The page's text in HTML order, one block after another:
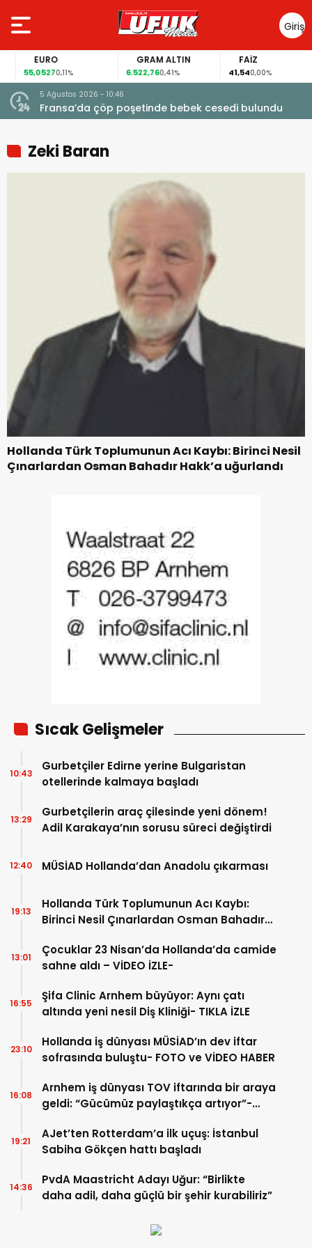
Giriş
Yap
EURO
55,05270,11%
GRAM ALTIN
6.522,760,41%
FAİZ
41,540,00%
5 Ağustos 2026 - 10:46
Fransa’da çöp poşetinde bebek cesedi bulundu
Zeki Baran
Hollanda Türk Toplumunun Acı Kaybı: Birinci Nesil
Çınarlardan Osman Bahadır Hakk’a uğurlandı
Sıcak Gelişmeler
Gurbetçiler Edirne yerine Bulgaristan
otellerinde kalmaya başladı
10:43
Gurbetçilerin araç çilesinde yeni dönem!
Adil Karakaya’nın sorusu süreci değiştirdi
13:29
MÜSİAD Hollanda’dan Anadolu çıkarması
12:40
Hollanda Türk Toplumunun Acı Kaybı:
Birinci Nesil Çınarlardan Osman Bahadır
19:13
Çocuklar 23 Nisan’da Hollanda’da camide
sahne aldı – VİDEO İZLE-
13:01
Şifa Clinic Arnhem büyüyor: Aynı çatı
altında yeni nesil Diş Kliniği- TIKLA İZLE
16:55
Hollanda iş dünyası MÜSİAD’ın dev iftar
sofrasında buluştu- FOTO ve VİDEO HABER
23:10
Arnhem iş dünyası TOV iftarında bir araya
geldi: “Gücümüz paylaştıkça artıyor”-
16:08
AJet’ten Rotterdam’a ilk uçuş: İstanbul
Sabiha Gökçen hattı başladı
19:21
PvdA Maastricht Adayı Uğur: “Birlikte
daha adil, daha güçlü bir şehir kurabiliriz”
14:36